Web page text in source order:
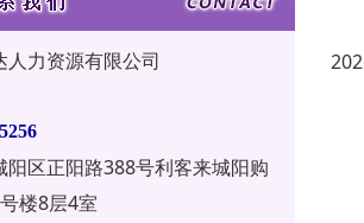
人力资源有限公司
阳区正阳路388号利客来城阳购
楼8层4室